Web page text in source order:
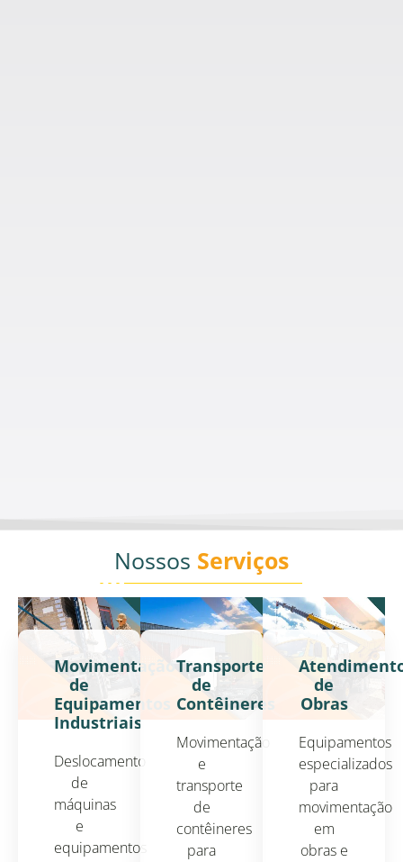
Nossos Serviços
Movimentação
de
Equipamentos
Industriais
Deslocamento
de
máquinas
e
equipamentos
Transporte
de
Contêineres
Movimentação
e
transporte
de
contêineres
para
de
Obras
Equipamentos
especializados
para
movimentação
em
obras e